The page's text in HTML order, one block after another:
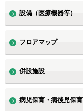
設備（医療機器等）
フロアマップ
併設施設
病児保育・病後児保育